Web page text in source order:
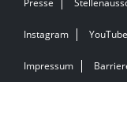
Presse
Instagram YouTube
Impressum